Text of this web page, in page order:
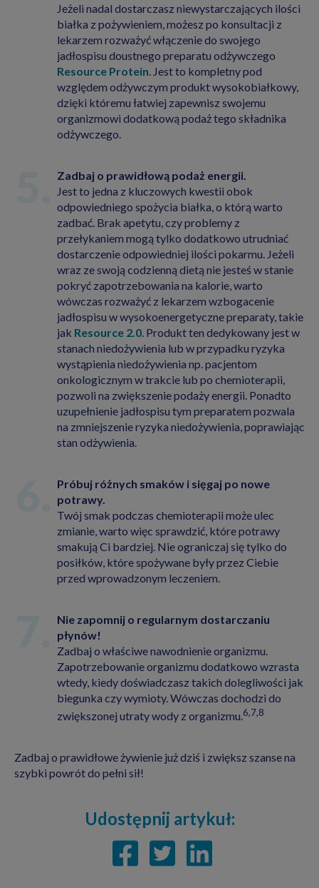
Jeżeli nadal dostarczasz niewystarczających ilości
białka z pożywieniem, możesz po konsultacji z
lekarzem rozważyć włączenie do swojego
jadłospisu doustnego preparatu odżywczego
Resource Protein. Jest to kompletny pod
względem odżywczym produkt wysokobiałkowy,
dzięki któremu łatwiej zapewnisz swojemu
organizmowi dodatkową podaż tego składnika
odżywczego.
Zadbaj o prawidłową podaż energii.
Jest to jedna z kluczowych kwestii obok
odpowiedniego spożycia białka, o którą warto
zadbać. Brak apetytu, czy problemy z
przełykaniem mogą tylko dodatkowo utrudniać
dostarczenie odpowiedniej ilości pokarmu. Jeżeli
wraz ze swoją codzienną dietą nie jesteś w stanie
pokryć zapotrzebowania na kalorie, warto
wówczas rozważyć z lekarzem wzbogacenie
jadłospisu w wysokoenergetyczne preparaty, takie
jak Resource 2.0. Produkt ten dedykowany jest w
stanach niedożywienia lub w przypadku ryzyka
wystąpienia niedożywienia np. pacjentom
onkologicznym w trakcie lub po chemioterapii,
pozwoli na zwiększenie podaży energii. Ponadto
uzupełnienie jadłospisu tym preparatem pozwala
na zmniejszenie ryzyka niedożywienia, poprawiając
stan odżywienia.
Próbuj różnych smaków i sięgaj po nowe
potrawy.
Twój smak podczas chemioterapii może ulec
zmianie, warto więc sprawdzić, które potrawy
smakują Ci bardziej. Nie ograniczaj się tylko do
posiłków, które spożywane były przez Ciebie
przed wprowadzonym leczeniem.
Nie zapomnij o regularnym dostarczaniu
płynów!
Zadbaj o właściwe nawodnienie organizmu.
Zapotrzebowanie organizmu dodatkowo wzrasta
wtedy, kiedy doświadczasz takich dolegliwości jak
biegunka czy wymioty. Wówczas dochodzi do
zwiększonej utraty wody z organizmu.6,7,8
Zadbaj o prawidłowe żywienie już dziś i zwiększ szanse na
szybki powrót do pełni sił!
Udostępnij artykuł: